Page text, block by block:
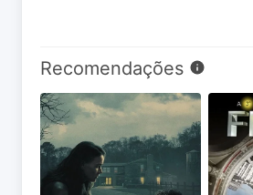
Recomendações